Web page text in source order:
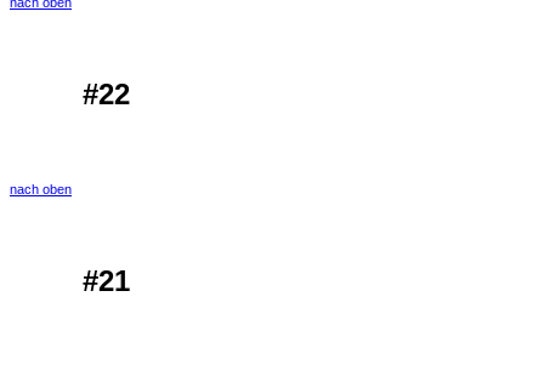
#22
nach oben
#21